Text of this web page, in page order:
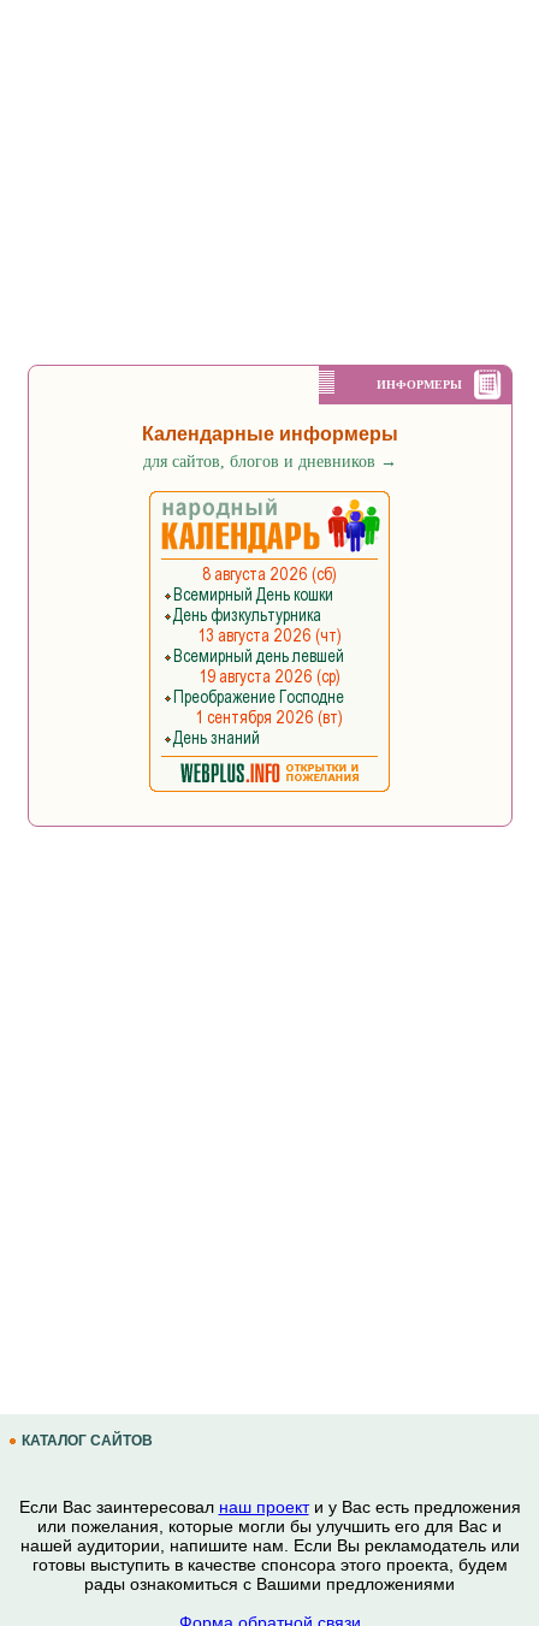
ИНФОРМЕРЫ
Календарные информеры
для сайтов, блогов и дневников →
КАТАЛОГ САЙТОВ
Если Вас заинтересовал наш проекти у Вас есть предложения
или пожелания, которые могли бы улучшить его для Вас и
нашей аудитории, напишите нам. Если Вы рекламодатель или
готовы выступить в качестве спонсора этого проекта, будем
рады ознакомиться с Вашими предложениями